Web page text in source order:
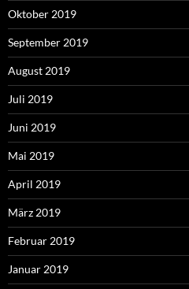
Oktober 2019
September 2019
August 2019
Juli 2019
Juni 2019
Mai 2019
April 2019
März 2019
Februar 2019
Januar 2019